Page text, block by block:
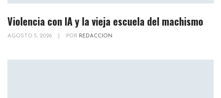
Violencia con IA y la vieja escuela del machismo
AGOSTO 5, 2026 POR REDACCION